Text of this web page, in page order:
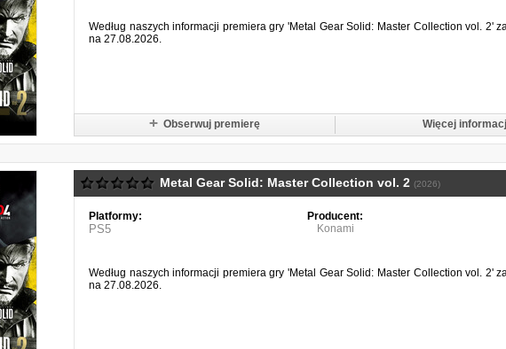
Według naszych informacji premiera gry 'Metal Gear Solid: Master Collection vol. 2'
na 27.08.2026.
Obserwuj premierę Więcej
Metal Gear Solid: Master Collection vol. 2 (2026)
Platformy:
PS5
Producent:
Konami
Według naszych informacji premiera gry 'Metal Gear Solid: Master Collection vol. 2'
na 27.08.2026.